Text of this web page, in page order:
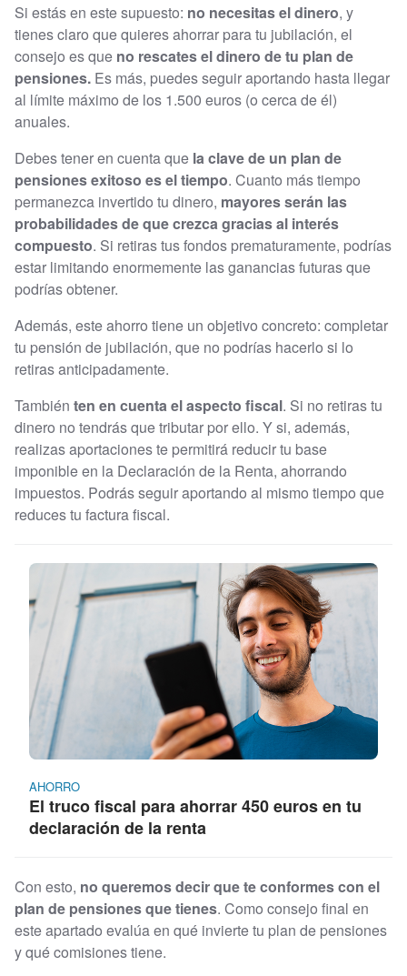
Si estás en este supuesto: no necesitas el dinero, y
tienes claro que quieres ahorrar para tu jubilación, el
consejo es que no rescates el dinero de tu plan de
pensiones. Es más, puedes seguir aportando hasta llegar
al límite máximo de los 1.500 euros (o cerca de él)
anuales.
Debes tener en cuenta que la clave de un plan de
pensiones exitoso es el tiempo. Cuanto más tiempo
permanezca invertido tu dinero, mayores serán las
probabilidades de que crezca gracias al interés
compuesto. Si retiras tus fondos prematuramente, podrías
estar limitando enormemente las ganancias futuras que
podrías obtener.
Además, este ahorro tiene un objetivo concreto: completar
tu pensión de jubilación, que no podrías hacerlo si lo
retiras anticipadamente.
También ten en cuenta el aspecto fiscal. Si no retiras tu
dinero no tendrás que tributar por ello. Y si, además,
realizas aportaciones te permitirá reducir tu base
imponible en la Declaración de la Renta, ahorrando
impuestos. Podrás seguir aportando al mismo tiempo que
reduces tu factura fiscal.
AHORRO
El truco fiscal para ahorrar 450 euros en tu
declaración de la renta
Con esto, no queremos decir que te conformes con el
plan de pensiones que tienes. Como consejo final en
este apartado evalúa en qué invierte tu plan de pensiones
y qué comisiones tiene.